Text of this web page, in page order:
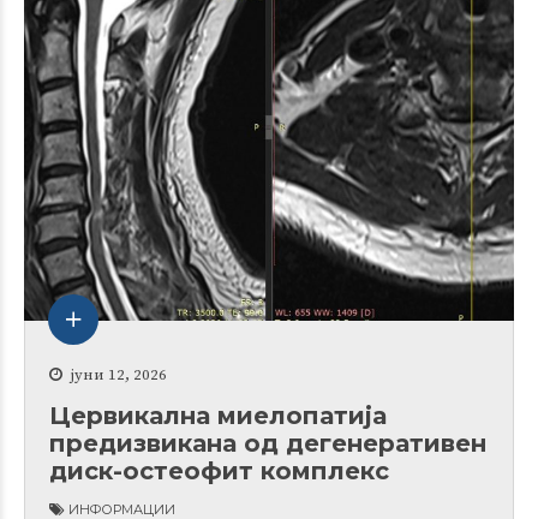
јуни 12, 2026
Цервикална миелопатија
предизвикана од дегенеративен
диск-остеофит комплекс
ИНФОРМАЦИИ